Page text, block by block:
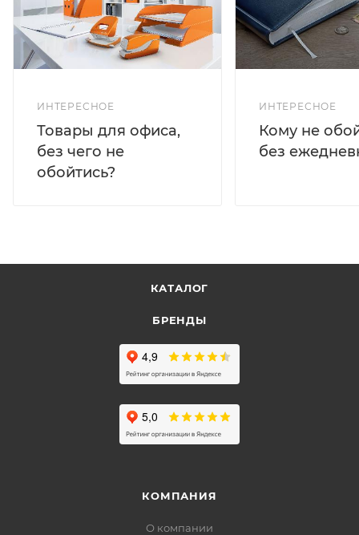
ИНТЕРЕСНОЕ
Товары для офиса,
без чего не
обойтись?
ИНТЕРЕСНОЕ
Кому не
без
КАТАЛОГ
БРЕНДЫ
КОМПАНИЯ
О компании